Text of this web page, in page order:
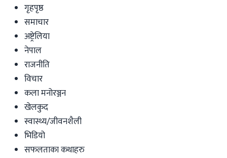
गृहपृष्ठ
समाचार
अष्ट्रेलिया
नेपाल
राजनीति
विचार
कला मनोरञ्जन
खेलकुद
स्वास्थ्य/जीवनशैली
भिडियो
सफलताका कथाहरु